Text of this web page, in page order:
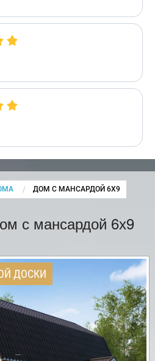
CURRENT:
ДОМ С МАНСАРДОЙ 6Х9
с мансардой 6х9
ДОСКИ